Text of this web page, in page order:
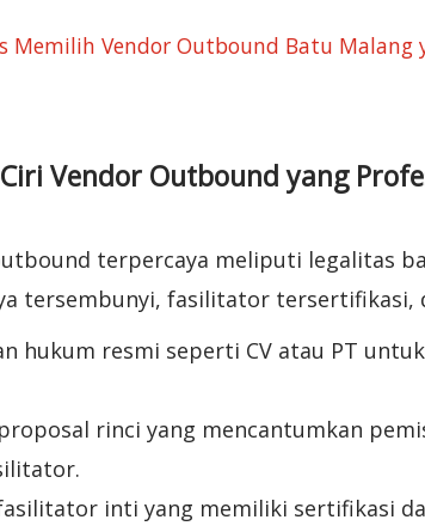
Memilih Vendor Outbound Batu Malang
Vendor Outbound yang
terpercaya meliputi legalitas
tersembunyi, fasilitator tersertifikasi,
hukum resmi seperti CV atau PT
rinci yang mencantumkan
inti yang memiliki sertifikasi